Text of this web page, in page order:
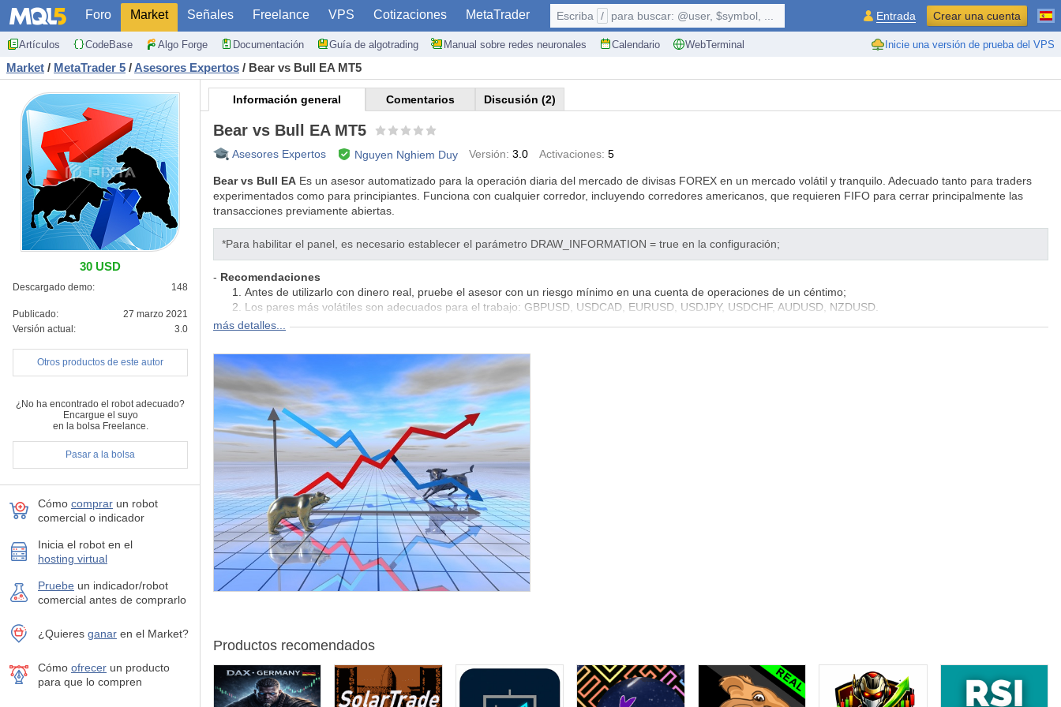
Foro Market Señales Freelance VPS Cotizaciones MetaTrader
Artículos CodeBase Algo Forge Documentación Guía de algotrading Manual sobre redes neuronales Calendario WebTerminal Inicie una versión de prueba del VPS
Escriba / para buscar: @user, $symbol, ... Entrada Crear una cuenta
Market / MetaTrader 5 / Asesores Expertos / Bear vs Bull EA MT5
30 USD
Descargado demo: 148
Publicado:
27 marzo 2021
Versión actual:
3.0
Otros productos de este autor
¿No ha encontrado el robot adecuado?
Encargue el suyo
en la bolsa Freelance.
Pasar a la bolsa
Cómo comprar un robot
comercial o indicador
Inicia el robot en el
hosting virtual
Pruebe un indicador/robot
comercial antes de comprarlo
¿Quieres ganar en el Market?
Cómo ofrecer un producto
para que lo compren
Información general Comentarios Discusión (2)
Bear vs Bull EA MT5
Asesores Expertos Nguyen Nghiem Duy Versión: 3.0 Activaciones: 5
Bear vs Bull EA Es un asesor automatizado para la operación diaria del mercado de divisas FOREX en un mercado volátil y tranquilo. Adecuado tanto para traders
experimentados como para principiantes. Funciona con cualquier corredor, incluyendo corredores americanos, que requieren FIFO para cerrar principalmente las
transacciones previamente abiertas.
*Para habilitar el panel, es necesario establecer el parámetro DRAW_INFORMATION = true en la configuración;
- Recomendaciones
Antes de utilizarlo con dinero real, pruebe el asesor con un riesgo mínimo en una cuenta de operaciones de un céntimo;
Los pares más volátiles son adecuados para el trabajo: GBPUSD, USDCAD, EURUSD, USDJPY, USDCHF, AUDUSD, NZDUSD.
Depósito mínimo - $ 1000 por 0,01 lotes;
TIMEFRAME_1 - timeframe No. 1 para los cálculos;
PERIOD_1 - el número de barras;
APPLIED_PRICE - selección de precios para las liquidaciones;
MAX_LEVEL_1 , MIN_LEVEL_1 - niveles máximo y mínimo;
TIMEFRAME_2 - marco temporal nº 2 para los cálculos;
PERIOD_2 - número de barras;
MAX_LEVEL_2 , MIN_LEVEL_2 - niveles máximo y mínimo;
OPEN_PRICES_ONLY, TIMEFRAME_3 - trabajan con precios de apertura de barra y timeframes de barra;
MIN_HOLDING_MSEC - tiempo mínimo de mantenimiento de la posición, en milisegundos;
SL_PERCENT - si es true, entonces el stop loss se fija en% del saldo;
STOPLOSS - stop de pérdidas;
TP_PERCENT - si es verdadero, entonces el take profit se establece en% del balance;
TAKEPROFIT - toma de beneficios;
USE_BREAKEVEN - utiliza el punto de equilibrio de las posiciones abiertas;
BREAKEVEN_START - beneficio en pips, después del cual el stop loss se establece en breakeven + BREAKEVEN_PROFIT pips;
BREAKEVEN_PROFIT - número de puntos de beneficio al cerrar las órdenes en el nivel de equilibrio;
TRAILING_STOP - el tamaño del trailing stop en pips, por el cual el beneficio fijo cambiará, se establece en puntos;
ORDER_OPEN_START - reducción en pips de la orden anterior para activar la red de órdenes ;;
ORDER_OPEN_STOP - paso de seguimiento de una orden de rejilla;
ORDER_OPEN_STEP - tamaño de la orden de arrastre en pips;
más detalles...
Productos recomendados